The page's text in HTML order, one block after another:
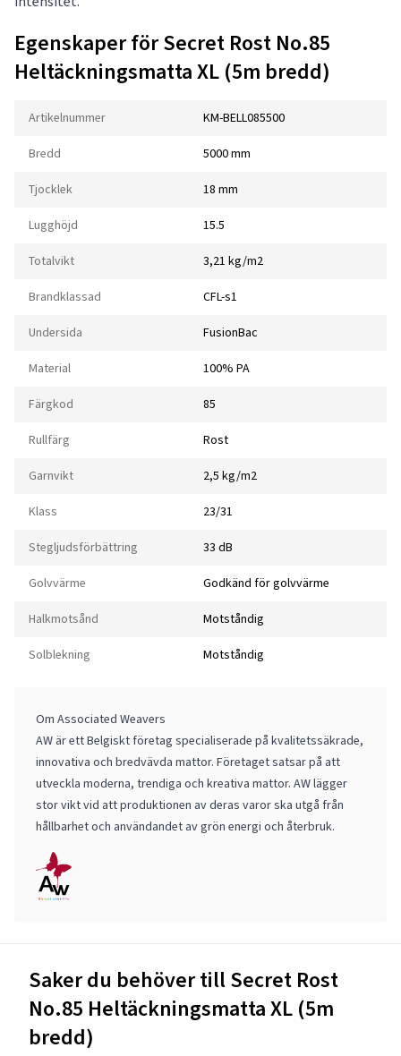
Egenskaper för Secret Rost No.85
Heltäckningsmatta XL (5m bredd)
Artikelnummer KM-BELL085500
Bredd 5000 mm
Tjocklek 18 mm
Lugghöjd 15.5
Totalvikt 3,21 kg/m2
Brandklassad CFL-s1
Undersida FusionBac
Material 100% PA
Färgkod 85
Rullfärg Rost
Garnvikt 2,5 kg/m2
Klass 23/31
Stegljudsförbättring 33 dB
Golvvärme Godkänd för golvvärme
Halkmotsånd Motståndig
Solblekning Motståndig
Om Associated Weavers
AW är ett Belgiskt företag specialiserade på kvalitetssäkrade,
innovativa och bredvävda mattor. Företaget satsar på att
utveckla moderna, trendiga och kreativa mattor. AW lägger
stor vikt vid att produktionen av deras varor ska utgå från
hållbarhet och användandet av grön energi och återbruk.
Saker du behöver till Secret Rost
No.85 Heltäckningsmatta XL (5m
bredd)